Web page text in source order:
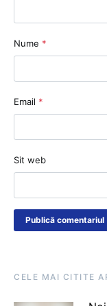
Nume *
Email *
Sit web
CELE MAI CITITE